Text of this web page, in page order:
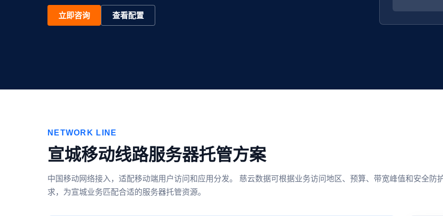
立即咨询 查看配置
NETWORK LINE
宣城移动线路服务器托管方案
中国移动网络接入，适配移动端用户访问和应用分发。 慈云数据可根据业务访问地区、预算、带宽峰值和安全防
求，为宣城业务匹配合适的服务器托管资源。